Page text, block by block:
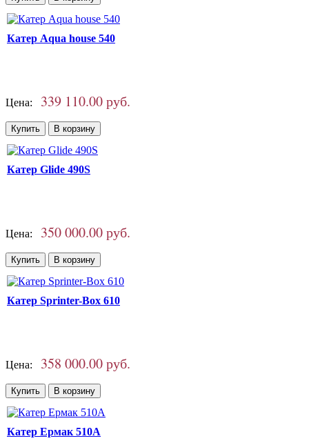
Катер Aqua house 540
Цена: 339 110.00 руб.
Катер Glide 490S
Цена: 350 000.00 руб.
Катер Sprinter-Box 610
Цена: 358 000.00 руб.
Катер Ермак 510A